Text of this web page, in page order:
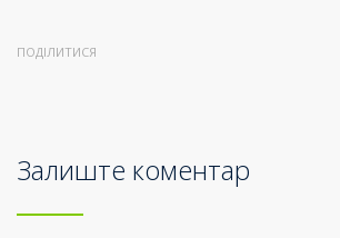
ПОДІЛИТИСЯ
Залиште коментар